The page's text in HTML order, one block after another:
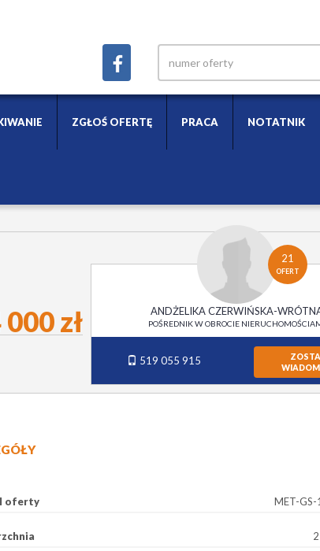
ZGŁOŚ OFERTĘ PRACA NOTATNIK
zł
21
OFERT
ANDŻELIKA CZERWIŃSKA-
POŚREDNIK W OBROCIE
519 055 915
oferty MET-